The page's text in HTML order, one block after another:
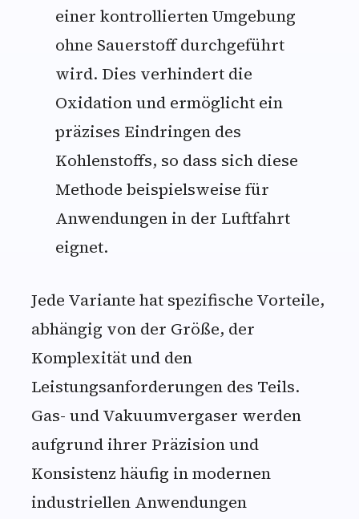
einer kontrollierten Umgebung
ohne Sauerstoff durchgeführt
wird. Dies verhindert die
Oxidation und ermöglicht ein
präzises Eindringen des
Kohlenstoffs, so dass sich diese
Methode beispielsweise für
Anwendungen in der Luftfahrt
eignet.
Jede Variante hat spezifische Vorteile,
abhängig von der Größe, der
Komplexität und den
Leistungsanforderungen des Teils.
Gas- und Vakuumvergaser werden
aufgrund ihrer Präzision und
Konsistenz häufig in modernen
industriellen Anwendungen